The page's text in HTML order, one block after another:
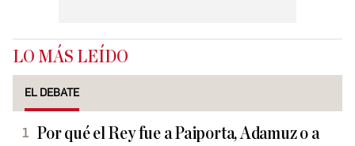
LO MÁS LEÍDO
EL DEBATE
Por qué el Rey fue a Paiporta, Adamuz o a